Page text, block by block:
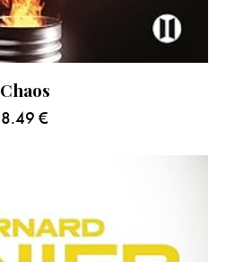
Chaos
8.49 €